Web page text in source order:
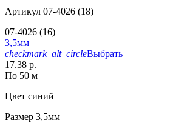
Артикул 07-4026 (18)
07-4026 (16)
3,5мм
checkmark_alt_circleВыбрать
17.38 р.
По 50 м
Цвет синий
Размер 3,5мм